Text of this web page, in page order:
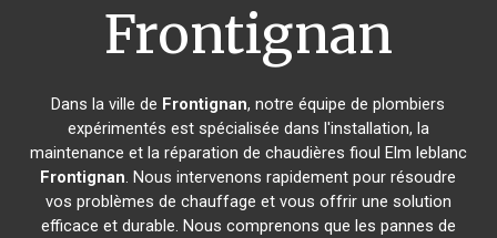
Frontignan
Dans la ville de Frontignan, notre équipe de plombiers
expérimentés est spécialisée dans l'installation, la
maintenance et la réparation de chaudières fioul Elm leblanc
Frontignan. Nous intervenons rapidement pour résoudre
vos problèmes de chauffage et vous offrir une solution
efficace et durable. Nous comprenons que les pannes de